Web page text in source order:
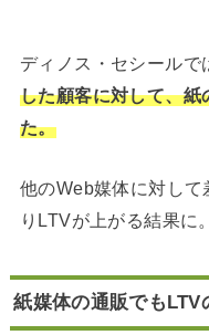
ディノス・セシールで
した顧客に対して、紙
た。
他のWeb媒体に対し
りLTVが上がる結果に。
紙媒体の通販でもLTV